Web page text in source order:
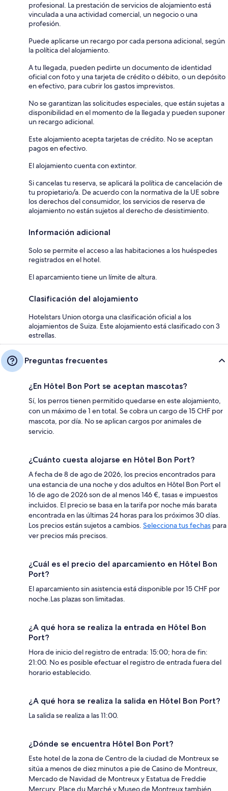
profesional. La prestación de servicios de alojamiento está
vinculada a una actividad comercial, un negocio o una
profesión.
Puede aplicarse un recargo por cada persona adicional, según
la política del alojamiento.
A tu llegada, pueden pedirte un documento de identidad
oficial con foto y una tarjeta de crédito o débito, o un depósito
en efectivo, para cubrir los gastos imprevistos.
No se garantizan las solicitudes especiales, que están sujetas a
disponibilidad en el momento de la llegada y pueden suponer
un recargo adicional.
Este alojamiento acepta tarjetas de crédito. No se aceptan
pagos en efectivo.
El alojamiento cuenta con extintor.
Si cancelas tu reserva, se aplicará la política de cancelación de
tu propietario/a. De acuerdo con la normativa de la UE sobre
los derechos del consumidor, los servicios de reserva de
alojamiento no están sujetos al derecho de desistimiento.
Información adicional
Solo se permite el acceso a las habitaciones a los huéspedes
registrados en el hotel.
El aparcamiento tiene un límite de altura.
Clasificación del alojamiento
Hotelstars Union otorga una clasificación oficial a los
alojamientos de Suiza. Este alojamiento está clasificado con 3
estrellas.
Preguntas frecuentes
¿En Hôtel Bon Port se aceptan mascotas?
Sí, los perros tienen permitido quedarse en este alojamiento,
con un máximo de 1 en total. Se cobra un cargo de 15 CHF por
mascota, por día. No se aplican cargos por animales de
servicio.
¿Cuánto cuesta alojarse en Hôtel Bon Port?
A fecha de 8 de ago de 2026, los precios encontrados para
una estancia de una noche y dos adultos en Hôtel Bon Port el
16 de ago de 2026 son de al menos 146 €, tasas e impuestos
incluidos. El precio se basa en la tarifa por noche más barata
encontrada en las últimas 24 horas para los próximos 30 días.
Los precios están sujetos a cambios. Selecciona tus fechas para
ver precios más precisos.
¿Cuál es el precio del aparcamiento en Hôtel Bon
Port?
El aparcamiento sin asistencia está disponible por 15 CHF por
noche.Las plazas son limitadas.
¿A qué hora se realiza la entrada en Hôtel Bon
Port?
Hora de inicio del registro de entrada: 15:00; hora de fin:
21:00. No es posible efectuar el registro de entrada fuera del
horario establecido.
¿A qué hora se realiza la salida en Hôtel Bon Port?
La salida se realiza a las 11:00.
¿Dónde se encuentra Hôtel Bon Port?
Este hotel de la zona de Centro de la ciudad de Montreux se
sitúa a menos de diez minutos a pie de Casino de Montreux,
Mercado de Navidad de Montreux y Estatua de Freddie
Mercury. Place du Marché y Museo de Montreux también